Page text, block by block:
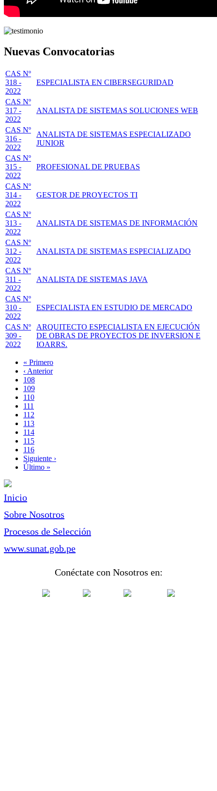
Nuevas Convocatorias
CAS Nº
318 -
2022
ESPECIALISTA EN CIBERSEGURIDAD
CAS Nº
317 -
2022
ANALISTA DE SISTEMAS SOLUCIONES WEB
CAS Nº
316 -
2022
ANALISTA DE SISTEMAS ESPECIALIZADO
JUNIOR
CAS Nº
315 -
2022
PROFESIONAL DE PRUEBAS
CAS Nº
314 -
2022
GESTOR DE PROYECTOS TI
CAS Nº
313 -
2022
ANALISTA DE SISTEMAS DE INFORMACIÓN
CAS Nº
312 -
2022
ANALISTA DE SISTEMAS ESPECIALIZADO
CAS Nº
311 -
2022
ANALISTA DE SISTEMAS JAVA
CAS Nº
310 -
2022
ESPECIALISTA EN ESTUDIO DE MERCADO
CAS Nº
309 -
2022
ARQUITECTO ESPECIALISTA EN EJECUCIÓN
DE OBRAS DE PROYECTOS DE INVERSION E
IOARRS.
Paginación
Primera
página
« Primero
Página
anterior
‹ Anterior
Page
108
Page
109
Page
110
Page
111
Página
actual
112
Page
113
Page
114
Page
115
Page
116
Siguiente
página
Siguiente ›
Última
Último »
Inicio
Sobre Nosotros
Procesos de Selección
www.sunat.gob.pe
Conéctate con Nosotros en: